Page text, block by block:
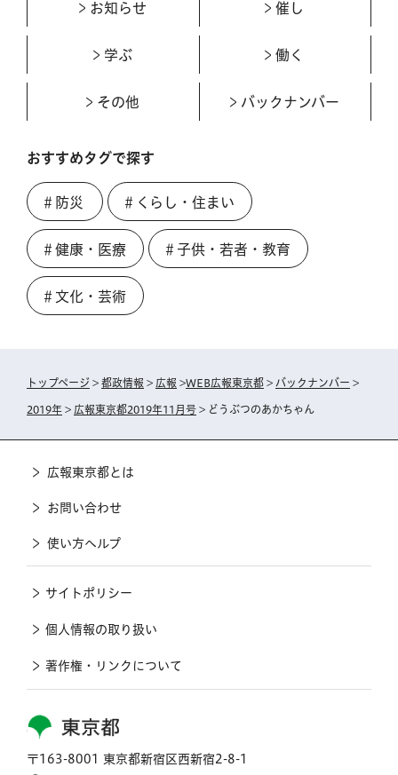
お知らせ 催し
学ぶ 働く
その他 バックナンバー
おすすめタグで探す
＃防災 ＃くらし・住まい
＃健康・医療 ＃子供・若者・教育
＃文化・芸術
トップページ > 都政情報 > 広報 >WEB広報東京都 > バックナンバー >
2019年 > 広報東京都2019年11月号 > どうぶつのあかちゃん
東京都
〒163-8001 東京都新宿区西新宿2-8-1
広報東京都とは
お問い合わせ
使い方ヘルプ
サイトポリシー
個人情報の取り扱い
著作権・リンクについて